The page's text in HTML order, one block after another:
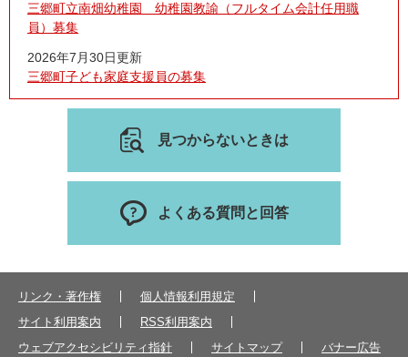
三郷町立南畑幼稚園 幼稚園教諭（フルタイム会計任用職
員）募集
2026年7月30日更新
三郷町子ども家庭支援員の募集
見つからないときは
よくある質問と回答
リンク・著作権
個人情報利用規定
サイト利用案内
RSS利用案内
ウェブアクセシビリティ指針
サイトマップ バナー広告